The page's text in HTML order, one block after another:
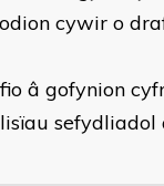
cywir o
â gofynion